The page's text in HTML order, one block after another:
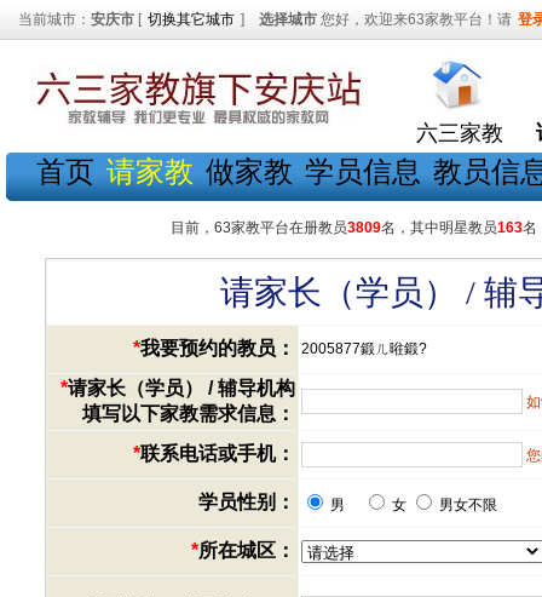
当前城市： 安庆市 [ 切换其它城市 ] 选择城市 您好，欢迎来63家教平台！请 登
六三家教
首页 请家教 做家教 学员信息 教员信
目前，63家教平台在册教员3809名，其中明星教员163名
请家长（学员） / 辅
*我要预约的教员： 2005877鍛ㄦ暀鍛?
*请家长（学员） / 辅导机构
填写以下家教需求信息：
*联系电话或手机：
学员性别： 男 女 男女不限
*所在城区：